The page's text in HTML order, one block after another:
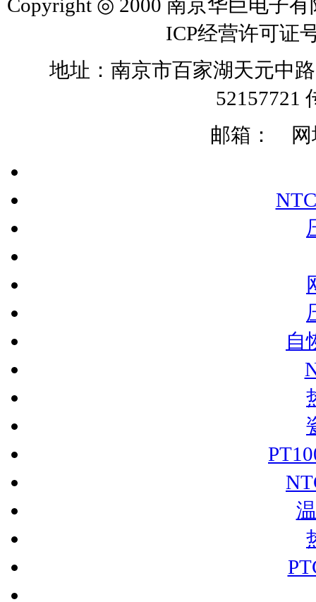
Copyright ◎ 2000 南京华巨电子
ICP经营许可证
地址：南京市百家湖天元中
52157721
邮箱：
网
自